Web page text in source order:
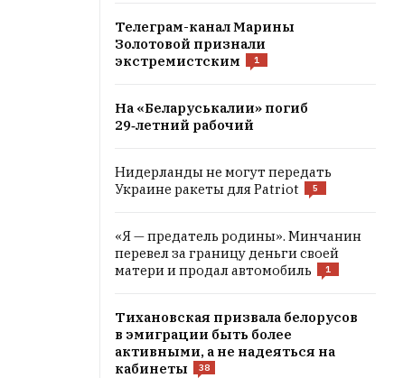
Телеграм-канал Марины
Золотовой признали
экстремистским
1
На «Беларуськалии» погиб
29‑летний рабочий
Нидерланды не могут передать
Украине ракеты для Patriot
5
«Я — предатель родины». Минчанин
перевел за границу деньги своей
матери и продал автомобиль
1
Тихановская призвала белорусов
в эмиграции быть более
активными, а не надеяться на
кабинеты
38